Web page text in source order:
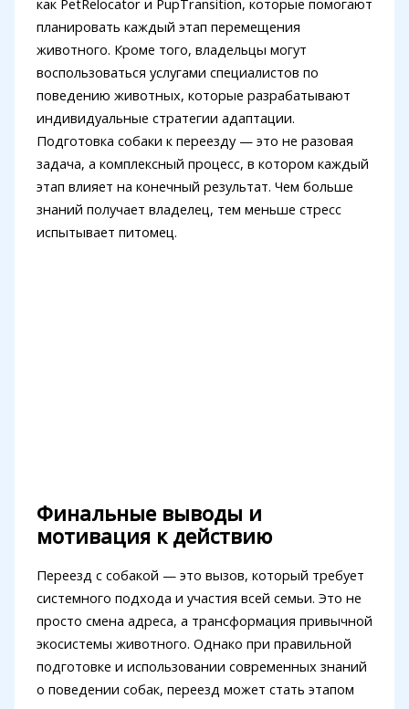
как PetRelocator и PupTransition, которые помогают
планировать каждый этап перемещения
животного. Кроме того, владельцы могут
воспользоваться услугами специалистов по
поведению животных, которые разрабатывают
индивидуальные стратегии адаптации.
Подготовка собаки к переезду — это не разовая
задача, а комплексный процесс, в котором каждый
этап влияет на конечный результат. Чем больше
знаний получает владелец, тем меньше стресс
испытывает питомец.
Финальные выводы и
мотивация к действию
Переезд с собакой — это вызов, который требует
системного подхода и участия всей семьи. Это не
просто смена адреса, а трансформация привычной
экосистемы животного. Однако при правильной
подготовке и использовании современных знаний
о поведении собак, переезд может стать этапом